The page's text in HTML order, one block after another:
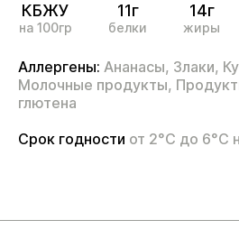
КБЖУ
на 100гр
11г
белки
14г
жиры
Аллергены: Ананасы, Злаки,
Молочные продукты,
глютена
Срок годности от 2°С до 6°С